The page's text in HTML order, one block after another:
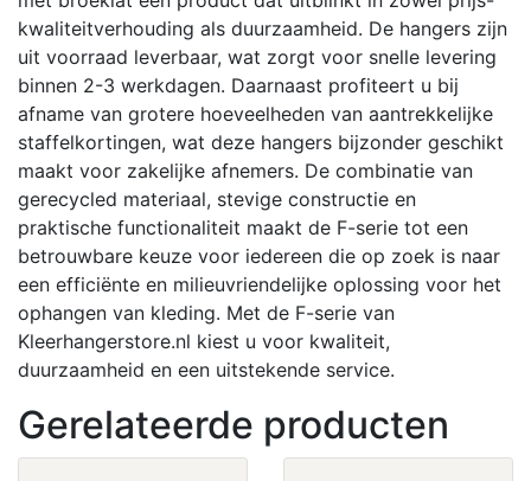
kwaliteitverhouding als duurzaamheid. De hangers zijn
uit voorraad leverbaar, wat zorgt voor snelle levering
binnen 2-3 werkdagen. Daarnaast profiteert u bij
afname van grotere hoeveelheden van aantrekkelijke
staffelkortingen, wat deze hangers bijzonder geschikt
maakt voor zakelijke afnemers. De combinatie van
gerecycled materiaal, stevige constructie en
praktische functionaliteit maakt de F-serie tot een
betrouwbare keuze voor iedereen die op zoek is naar
een efficiënte en milieuvriendelijke oplossing voor het
ophangen van kleding. Met de F-serie van
Kleerhangerstore.nl kiest u voor kwaliteit,
duurzaamheid en een uitstekende service.
Gerelateerde producten